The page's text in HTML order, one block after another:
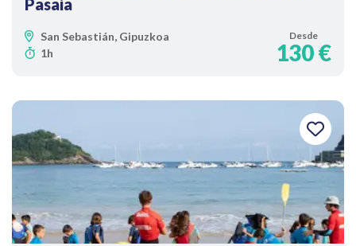
Pasaia
San Sebastián, Gipuzkoa
1h
Desde
130 €